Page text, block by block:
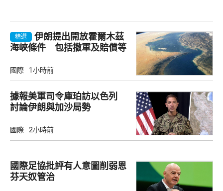
精選
伊朗提出開放霍爾木茲
海峽條件 包括撤軍及賠償等
國際 1小時前
據報美軍司令庫珀訪以色列
討論伊朗與加沙局勢
國際 2小時前
國際足協批評有人意圖削弱恩
芬天奴管治